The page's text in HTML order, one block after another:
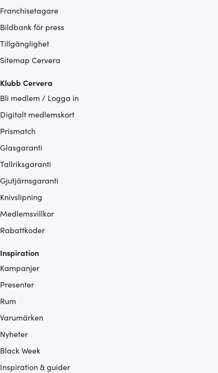
Franchisetagare
Bildbank för press
Tillgänglighet
Sitemap Cervera
Klubb Cervera
Bli medlem / Logga in
Digitalt medlemskort
Prismatch
Glasgaranti
Tallriksgaranti
Gjutjärnsgaranti
Knivslipning
Medlemsvillkor
Rabattkoder
Inspiration
Kampanjer
Presenter
Rum
Varumärken
Nyheter
Black Week
Inspiration & guider